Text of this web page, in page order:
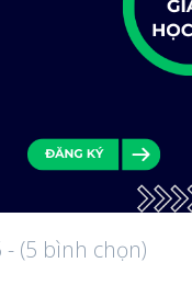
- (5 bình chọn)